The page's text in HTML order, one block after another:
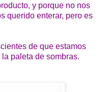
y porque no nos
querido enterar, pero es
de que estamos
paleta de sombras.